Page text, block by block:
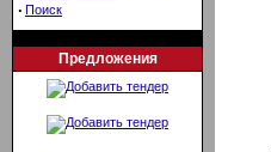
· Поиск
Предложения